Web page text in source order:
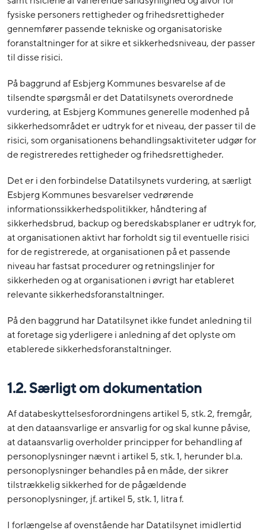
fysiske personers rettigheder og frihedsrettigheder
gennemfører passende tekniske og organisatoriske
foranstaltninger for at sikre et sikkerhedsniveau, der passer
til disse risici.
På baggrund af Esbjerg Kommunes besvarelse af de
tilsendte spørgsmål er det Datatilsynets overordnede
vurdering, at Esbjerg Kommunes generelle modenhed på
sikkerhedsområdet er udtryk for et niveau, der passer til de
risici, som organisationens behandlingsaktiviteter udgør for
de registreredes rettigheder og frihedsrettigheder.
Det er i den forbindelse Datatilsynets vurdering, at særligt
Esbjerg Kommunes besvarelser vedrørende
informationssikkerhedspolitikker, håndtering af
sikkerhedsbrud, backup og beredskabsplaner er udtryk for,
at organisationen aktivt har forholdt sig til eventuelle risici
for de registrerede, at organisationen på et passende
niveau har fastsat procedurer og retningslinjer for
sikkerheden og at organisationen i øvrigt har etableret
relevante sikkerhedsforanstaltninger.
På den baggrund har Datatilsynet ikke fundet anledning til
at foretage sig yderligere i anledning af det oplyste om
etablerede sikkerhedsforanstaltninger.
1.2. Særligt om dokumentation
Af databeskyttelsesforordningens artikel 5, stk. 2, fremgår,
at den dataansvarlige er ansvarlig for og skal kunne påvise,
at dataansvarlig overholder principper for behandling af
personoplysninger nævnt i artikel 5, stk. 1, herunder bl.a.
personoplysninger behandles på en måde, der sikrer
tilstrækkelig sikkerhed for de pågældende
personoplysninger, jf. artikel 5, stk. 1, litra f.
I forlængelse af ovenstående har Datatilsynet imidlertid